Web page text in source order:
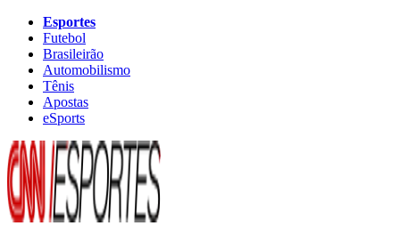
Esportes
Futebol
Brasileirão
Automobilismo
Tênis
Apostas
eSports